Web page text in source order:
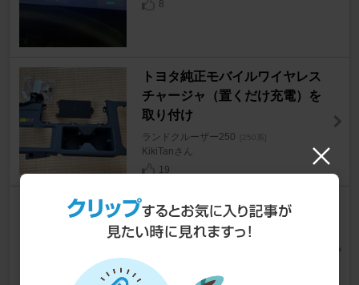
8
トヨタ純正モバイルワイヤレス
チャージャ（置くだけ充電）を
取り付け
ランドクルーザー250 [250系]
KikiTanさん
19
初回？エンジンオイル交換
ランドクルーザー250 [250系]
ごじゃ男さん